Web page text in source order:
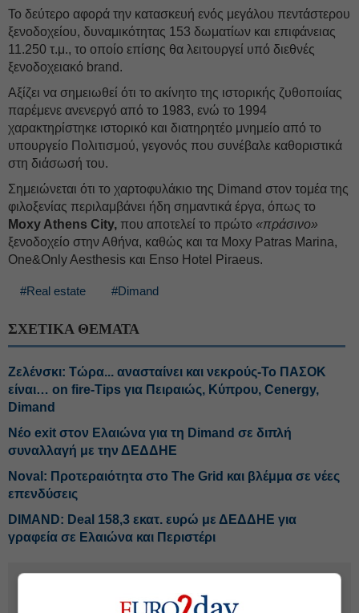
Το δεύτερο αφορά την κατασκευή ενός μεγάλου πεντάστερου
ξενοδοχείου, δυναμικότητας 153 δωματίων και επιφάνειας
11.250 τ.μ., το οποίο επίσης θα λειτουργεί υπό διεθνές
ξενοδοχειακό brand.
Αξίζει να σημειωθεί ότι το ακίνητο της ιστορικής ζυθοποιίας
παρέμενε ανενεργό από το 1983, ενώ το 1994
χαρακτηρίστηκε ιστορικό και διατηρητέο μνημείο από το
υπουργείο Πολιτισμού, γεγονός που συνέβαλε καθοριστικά
στη διάσωσή του.
Σημειώνεται ότι το χαρτοφυλάκιο της Dimand στον τομέα της
φιλοξενίας περιλαμβάνει ήδη σημαντικά έργα, όπως το
Moxy Athens City, που αποτελεί το πρώτο «πράσινο»
ξενοδοχείο στην Αθήνα, καθώς και τα Moxy Patras Marina,
One&Only Aesthesis και Enso Hotel Piraeus.
#Real estate #Dimand
ΣΧΕΤΙΚΑ ΘΕΜΑΤΑ
Ζελένσκι: Τώρα... ανασταίνει και νεκρούς-Το ΠΑΣΟΚ
είναι… on fire-Tips για Πειραιώς, Κύπρου, Cenergy,
Dimand
Νέο exit στον Ελαιώνα για τη Dimand σε διπλή
συναλλαγή με την ΔΕΔΔΗΕ
Noval: Προτεραιότητα στο The Grid και βλέμμα σε νέες
επενδύσεις
DIMAND: Deal 158,3 εκατ. ευρώ με ΔΕΔΔΗΕ για
γραφεία σε Ελαιώνα και Περιστέρι